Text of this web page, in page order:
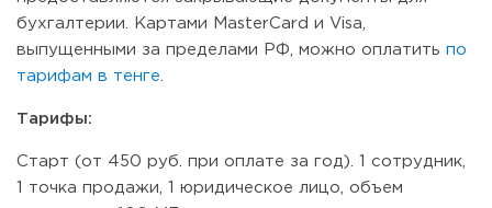
бухгалтерии. Картами MasterCard и Visa,
выпущенными за пределами РФ, можно оплатить по
тарифам в тенге
Тарифы:
Старт (от 450 руб. при оплате за год). 1 сотрудник,
1 точка продажи, 1 юридическое лицо, объем